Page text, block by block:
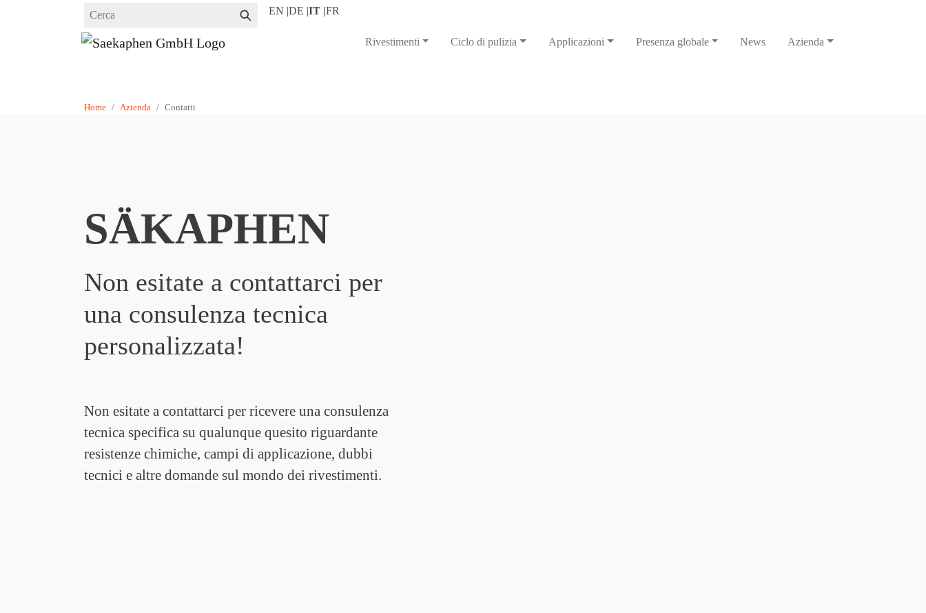
EN |DE |IT |FR
Rivestimenti Ciclo di pulizia Applicazioni Presenza globale News Azienda
You are here:
Home Azienda Contatti
SÄKAPHEN
Non esitate a contattarci per
una consulenza tecnica
personalizzata!
Non esitate a contattarci per ricevere una consulenza
tecnica specifica su qualunque quesito riguardante
resistenze chimiche, campi di applicazione, dubbi
tecnici e altre domande sul mondo dei rivestimenti.